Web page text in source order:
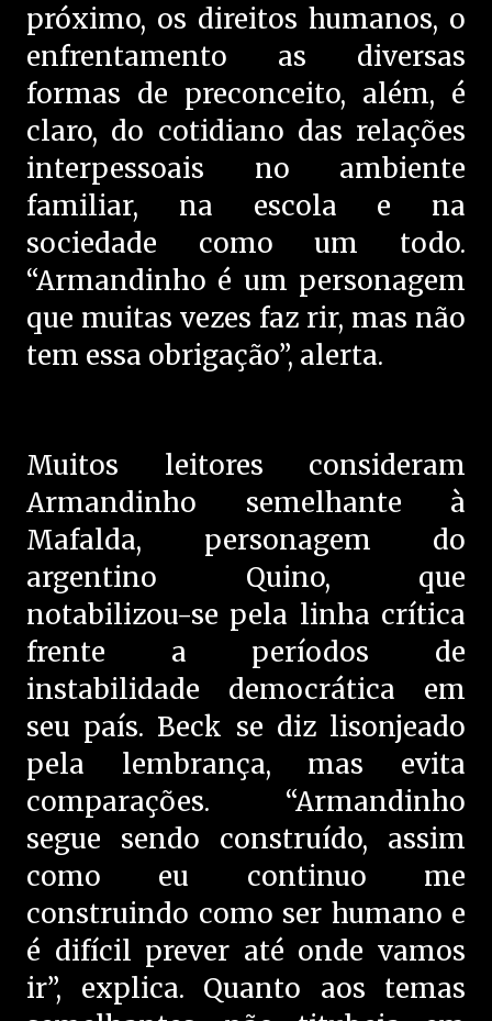
próximo, os direitos humanos, o
enfrentamento as diversas
formas de preconceito, além, é
claro, do cotidiano das relações
interpessoais no ambiente
familiar, na escola e na
sociedade como um todo.
“Armandinho é um personagem
que muitas vezes faz rir, mas não
tem essa obrigação”, alerta.
Muitos leitores consideram
Armandinho semelhante à
Mafalda, personagem do
argentino Quino, que
notabilizou-se pela linha crítica
frente a períodos de
instabilidade democrática em
seu país. Beck se diz lisonjeado
pela lembrança, mas evita
comparações. “Armandinho
segue sendo construído, assim
como eu continuo me
construindo como ser humano e
é difícil prever até onde vamos
ir”, explica. Quanto aos temas